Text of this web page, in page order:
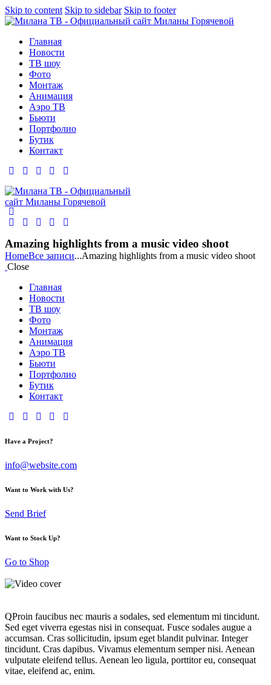
Skip to content Skip to sidebar Skip to footer
Главная
Новости
ТВ шоу
Фото
Монтаж
Анимация
Аэро ТВ
Бьюти
Портфолио
Бутик
Контакт
Amazing highlights from a music video shoot
HomeВсе записи...Amazing highlights from a music video shoot
Close
Главная
Новости
ТВ шоу
Фото
Монтаж
Анимация
Аэро ТВ
Бьюти
Портфолио
Бутик
Контакт
Have a Project?
info@website.com
Want to Work with Us?
Send Brief
Want to Stock Up?
Go to Shop
QProin faucibus nec mauris a sodales, sed elementum mi tincidunt.
Sed eget viverra egestas nisi in consequat. Fusce sodales augue a
accumsan. Cras sollicitudin, ipsum eget blandit pulvinar. Integer
tincidunt. Cras dapibus. Vivamus elementum semper nisi. Aenean
vulputate eleifend tellus. Aenean leo ligula, porttitor eu, consequat
vitae, eleifend ac, enim.